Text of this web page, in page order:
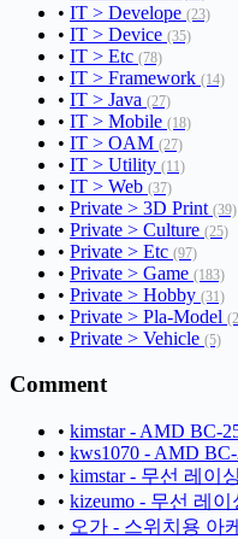
• IT > Develope (23)
• IT > Device (35)
• IT > Etc (78)
• IT > Framework (14)
• IT > Java (27)
• IT > Mobile (18)
• IT > OAM (27)
• IT > Utility (11)
• IT > Web (37)
• Private > 3D Print (39)
• Private > Culture (25)
• Private > Etc (97)
• Private > Game (183)
• Private > Hobby (31)
• Private > Pla-Model
• Private > Vehicle (5)
Comment
• kimstar - AMD BC-
• kws1070 - AMD
• kimstar - 무선 레이
• kizeumo - 무선 레
• 오가 - 스위치용 아